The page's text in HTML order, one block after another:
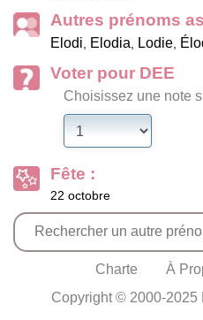
Autres prénoms
Elodi, Elodia, Lodie,
Voter pour DEE
Choisissez une note
Fête :
22 octobre
Charte À
Copyright © 2000-2025